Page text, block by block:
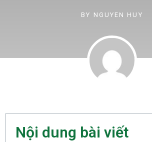
BY NGUYEN HUY
Nội dung bài viết